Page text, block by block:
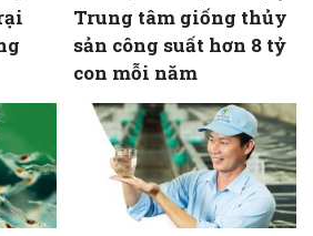
Trung tâm giống thủy
sản công suất hơn 8 tỷ
con mỗi năm